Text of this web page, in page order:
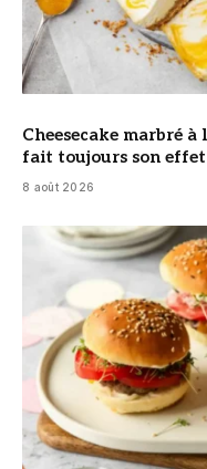
Cheesecake marbré
fait toujours son effet
8 août 2026
© DR